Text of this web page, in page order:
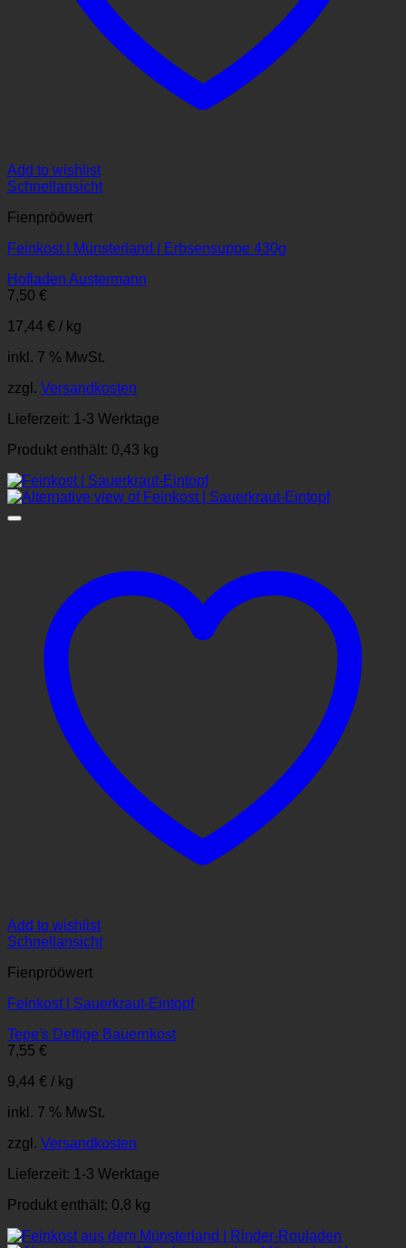
Add to wishlist
Schnellansicht
Fienprööwert
Feinkost | Münsterland | Erbsensuppe 430g
Hofladen Austermann
7,50 €
17,44 € / kg
inkl. 7 % MwSt.
zzgl. Versandkosten
Lieferzeit: 1-3 Werktage
Produkt enthält: 0,43 kg
Add to wishlist
Schnellansicht
Fienprööwert
Feinkost | Sauerkraut-Eintopf
Tepe's Deftige Bauernkost
7,55 €
9,44 € / kg
inkl. 7 % MwSt.
zzgl. Versandkosten
Lieferzeit: 1-3 Werktage
Produkt enthält: 0,8 kg